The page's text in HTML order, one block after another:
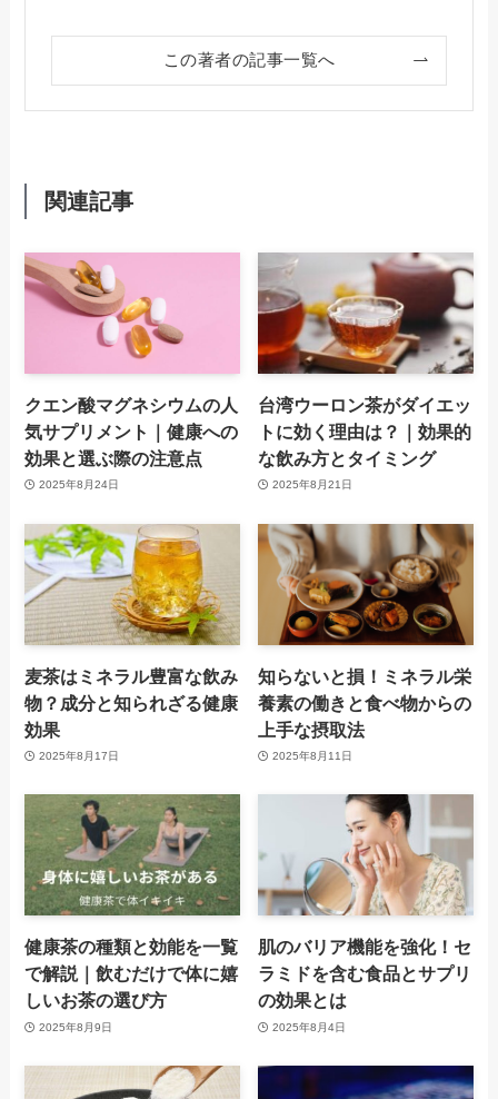
この著者の記事一覧へ
関連記事
クエン酸マグネシウムの人
気サプリメント｜健康への
効果と選ぶ際の注意点
2025年8月24日
台湾ウーロン茶がダイエッ
トに効く理由は？｜効果的
な飲み方とタイミング
2025年8月21日
麦茶はミネラル豊富な飲み
物？成分と知られざる健康
効果
2025年8月17日
知らないと損！ミネラル栄
養素の働きと食べ物からの
上手な摂取法
2025年8月11日
健康茶の種類と効能を一覧
で解説｜飲むだけで体に嬉
しいお茶の選び方
2025年8月9日
肌のバリア機能を強化！セ
ラミドを含む食品とサプリ
の効果とは
2025年8月4日